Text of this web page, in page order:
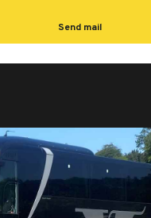
Send mail